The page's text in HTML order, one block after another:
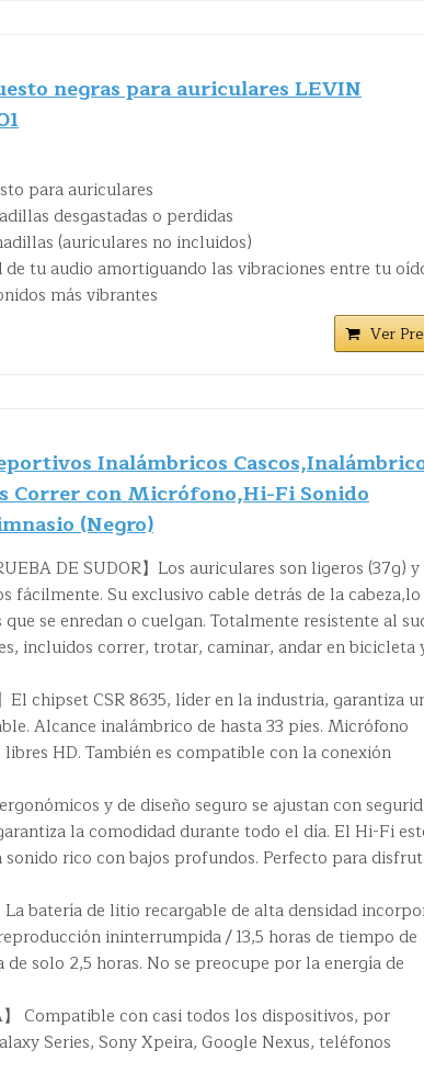
negras para auriculares LEVIN
para auriculares
desgastadas o perdidas
(auriculares no incluidos)
tu audio amortiguando las vibraciones entre tu
más vibrantes
Ver
Inalámbricos
Correr con Micrófono,Hi-Fi Sonido
(Negro)
DE SUDOR】Los auriculares son ligeros (37g) y
fácilmente. Su exclusivo cable detrás de la
se enredan o cuelgan. Totalmente resistente al
incluidos correr, trotar, caminar, andar en bicicleta
El chipset CSR 8635, líder en la industria, garantiza
Alcance inalámbrico de hasta 33 pies. Micrófono
HD. También es compatible con la conexión
y de diseño seguro se ajustan con
la comodidad durante todo el día. El Hi-Fi
rico con bajos profundos. Perfecto para
La batería de litio recargable de alta densidad
ininterrumpida / 13,5 horas de tiempo de
solo 2,5 horas. No se preocupe por la energía de
】 Compatible con casi todos los dispositivos, por
Series, Sony Xpeira, Google Nexus, teléfonos